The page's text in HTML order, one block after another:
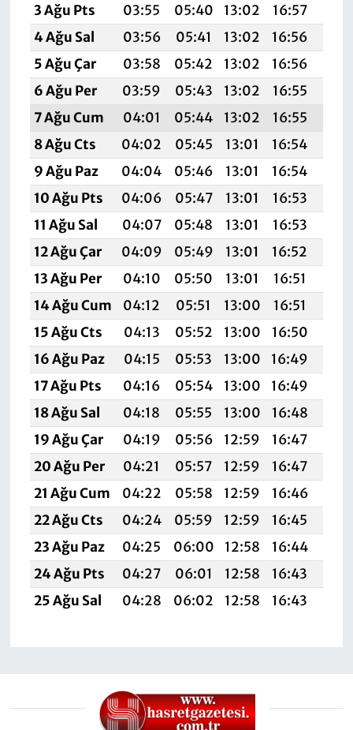
3 Ağu Pts
03:55 05:40 13:02 16:57
4 Ağu Sal
03:56 05:41 13:02 16:56
5 Ağu Çar
03:58 05:42 13:02 16:56
6 Ağu Per
03:59 05:43 13:02 16:55
7 Ağu Cum
04:01 05:44 13:02 16:55
8 Ağu Cts
04:02 05:45 13:01 16:54
9 Ağu Paz
04:04 05:46 13:01 16:54
10 Ağu Pts
04:06 05:47 13:01 16:53
11 Ağu Sal
04:07 05:48 13:01 16:53
12 Ağu Çar
04:09 05:49 13:01 16:52
13 Ağu Per
04:10 05:50 13:01 16:51
14 Ağu Cum
04:12 05:51 13:00 16:51
15 Ağu Cts
04:13 05:52 13:00 16:50
16 Ağu Paz
04:15 05:53 13:00 16:49
17 Ağu Pts
04:16 05:54 13:00 16:49
18 Ağu Sal
04:18 05:55 13:00 16:48
19 Ağu Çar
04:19 05:56 12:59 16:47
20 Ağu Per
04:21 05:57 12:59 16:47
21 Ağu Cum
04:22 05:58 12:59 16:46
22 Ağu Cts
04:24 05:59 12:59 16:45
23 Ağu Paz
04:25 06:00 12:58 16:44
24 Ağu Pts
04:27 06:01 12:58 16:43
25 Ağu Sal
04:28 06:02 12:58 16:43